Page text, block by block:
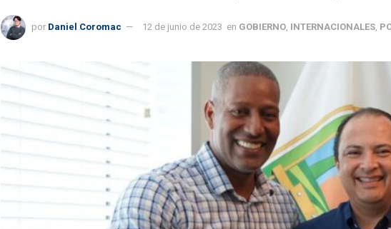
por Daniel Coromac 12 de junio de 2023 en GOBIERNO INTERNACIONALES